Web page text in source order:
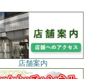
店舗案内